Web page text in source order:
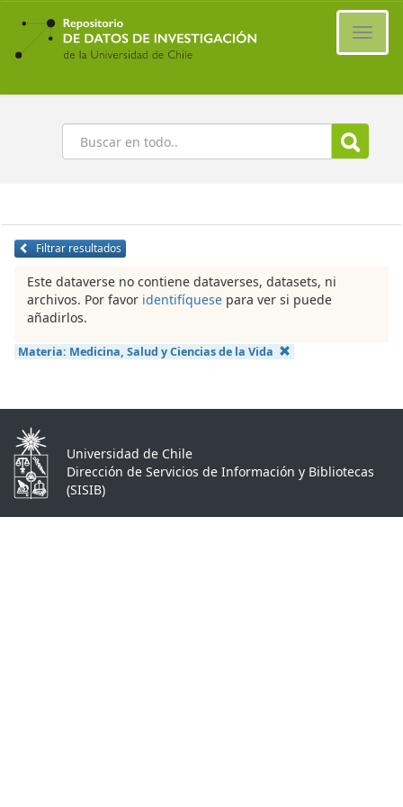
Ir
contenido
principal
Buscar
Filtrar resultados
Este dataverse no contiene dataverses, datasets, ni
archivos. Por favor identifíquese para ver si puede
añadirlos.
Materia: Medicina, Salud y Ciencias de la Vida
Universidad de Chile
Dirección de Servicios de Información y Bibliotecas
(SISIB)